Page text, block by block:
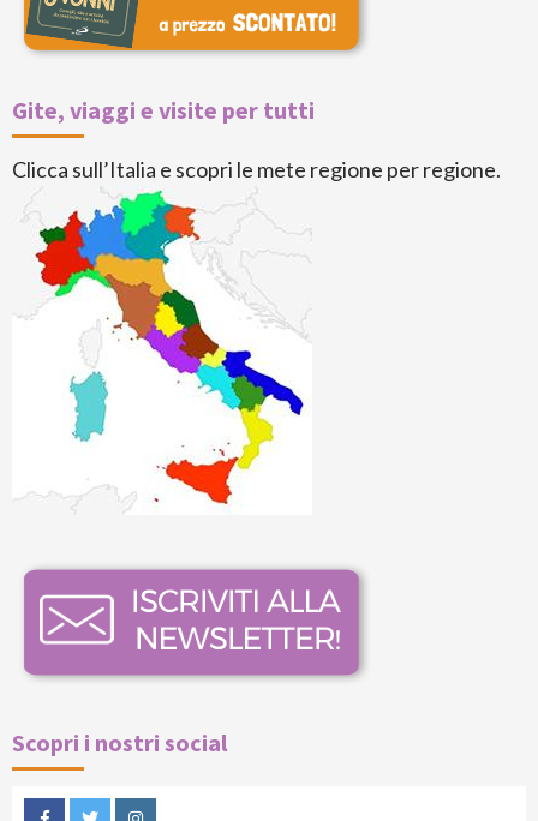
Gite, viaggi e visite per tutti
Clicca sull’Italia e scopri le mete regione per regione.
Scopri i nostri social